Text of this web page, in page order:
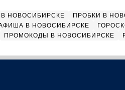
В НОВОСИБИРСКЕ ПРОБКИ В
В НОВОСИБИРСКЕ
ПРОМОКОДЫ В НОВОСИБИРСКЕ